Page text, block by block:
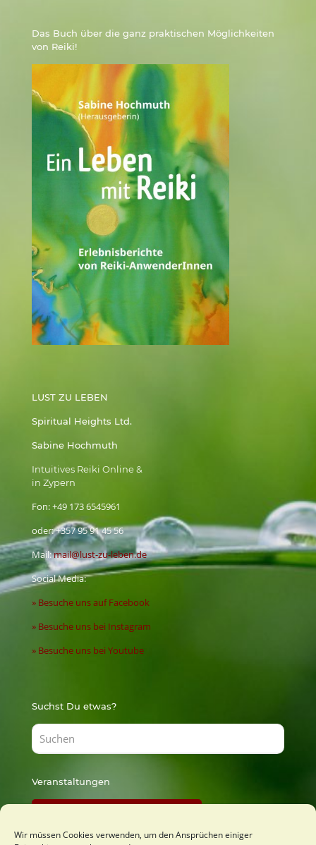
Wir müssen Cookies verwenden, um den Ansprüchen einiger
Das Buch über die ganz praktischen Möglichkeiten
von Reiki!
LUST ZU LEBEN
Spiritual Heights Ltd.
Sabine Hochmuth
Intuitives Reiki Online &
in Zypern
Fon:+49 173 6545961
oder:+357 95 91 45 56
Mail:mail@lust-zu-leben.de
Social Media:
» Besuche uns auf Facebook
» Besuche uns bei Instagram
» Besuche uns bei Youtube
Suchst Du etwas?
Veranstaltungen